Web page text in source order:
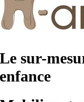
Le sur-
enfance